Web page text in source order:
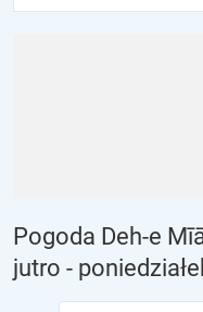
Pogoda Deh-e
jutro -